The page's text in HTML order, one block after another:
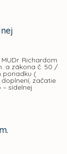
Richardom
a zákona č. 50 /
poriadku (
začatie
sídelnej